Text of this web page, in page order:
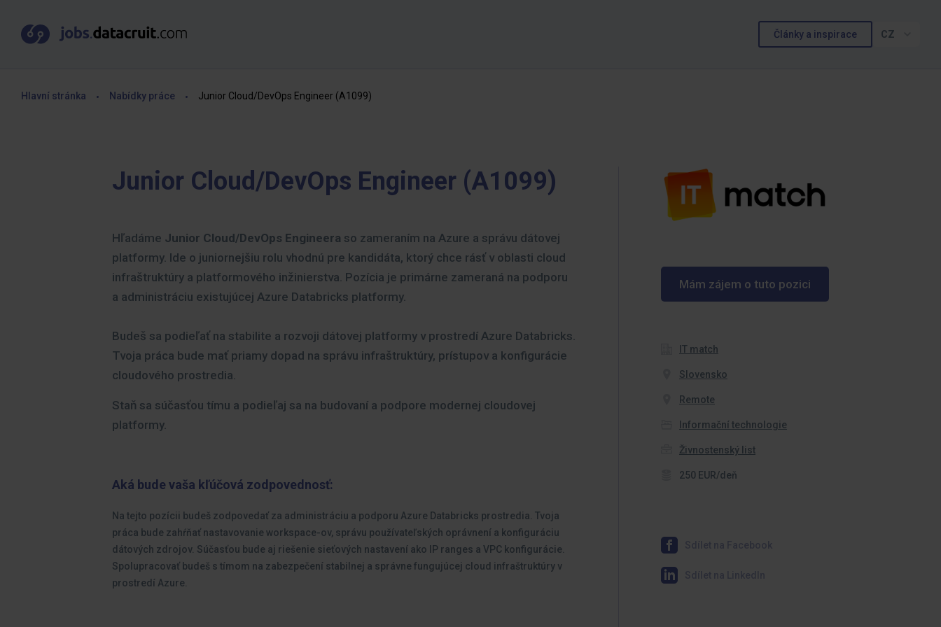
Články a inspirace CZ
Hlavní stránka Nabídky práce Junior Cloud/DevOps Engineer (A1099)
Junior Cloud/DevOps Engineer (A1099)
Mám zájem o tuto pozici
IT match
Slovensko
Remote
Informační technologie
Živnostenský list
250 EUR/deň
Hľadáme Junior Cloud/DevOps Engineera so zameraním na Azure a správu dátovej
platformy. Ide o juniornejšiu rolu vhodnú pre kandidáta, ktorý chce rásť v oblasti cloud
infraštruktúry a platformového inžinierstva. Pozícia je primárne zameraná na podporu
a administráciu existujúcej Azure Databricks platformy.
Budeš sa podieľať na stabilite a rozvoji dátovej platformy v prostredí Azure Databricks.
Tvoja práca bude mať priamy dopad na správu infraštruktúry, prístupov a konfigurácie
cloudového prostredia.
Staň sa súčasťou tímu a podieľaj sa na budovaní a podpore modernej cloudovej
platformy.
Aká bude vaša kľúčová zodpovednosť:
Na tejto pozícii budeš zodpovedať za administráciu a podporu Azure Databricks prostredia. Tvoja
práca bude zahŕňať nastavovanie workspace-ov, správu používateľských oprávnení a konfiguráciu
dátových zdrojov. Súčasťou bude aj riešenie sieťových nastavení ako IP ranges a VPC konfigurácie.
Spolupracovať budeš s tímom na zabezpečení stabilnej a správne fungujúcej cloud infraštruktúry v
prostredí Azure.